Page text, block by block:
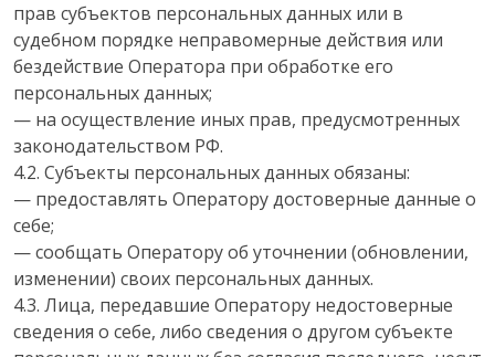
прав субъектов персональных данных или в
судебном порядке неправомерные действия или
бездействие Оператора при обработке его
персональных данных;
— на осуществление иных прав, предусмотренных
законодательством РФ.
4.2. Субъекты персональных данных обязаны:
— предоставлять Оператору достоверные данные о
себе;
— сообщать Оператору об уточнении (обновлении,
изменении) своих персональных данных.
4.3. Лица, передавшие Оператору недостоверные
сведения о себе, либо сведения о другом субъекте